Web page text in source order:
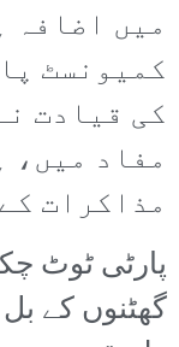
میں اضافہ
کمیونسٹ
کی قیادت
مفاد میں،
مذاکرات
پارٹی ٹوٹ
گھٹنوں کے